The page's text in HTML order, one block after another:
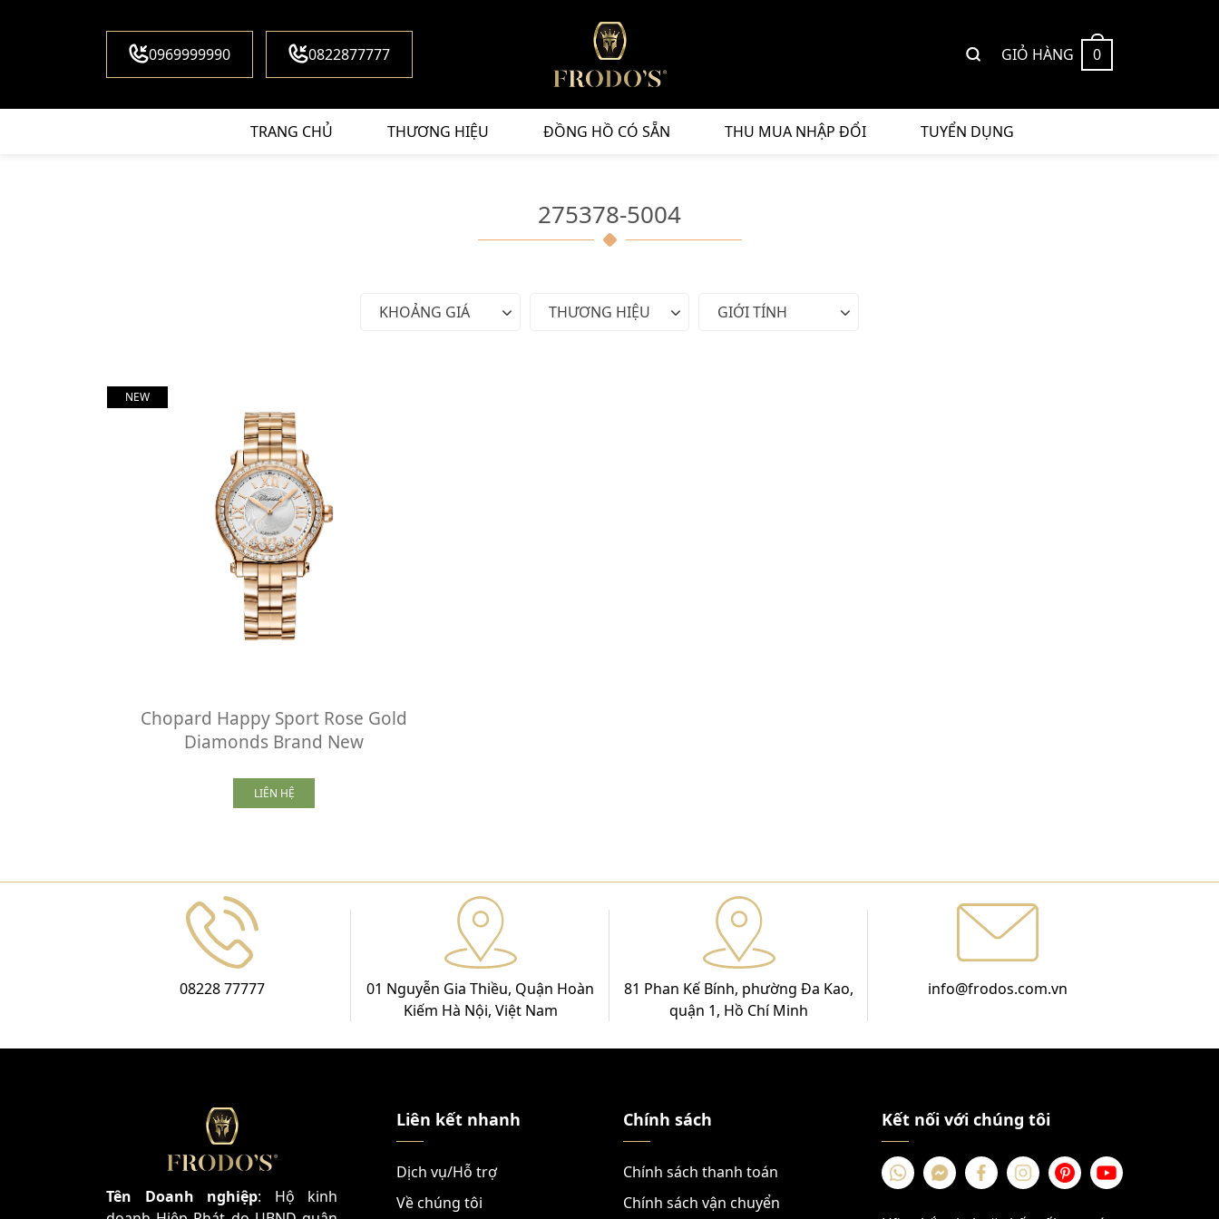
0969999990 0822877777 GIỎ HÀNG 0
TRANG CHỦ THƯƠNG HIỆU ĐỒNG HỒ CÓ SẴN THU MUA NHẬP ĐỔI TUYỂN DỤNG
275378-5004
KHOẢNG GIÁ THƯƠNG HIỆU GIỚI TÍNH
NEW
Chopard Happy Sport Rose Gold
Diamonds Brand New
LIÊN HỆ
08228 77777
01 Nguyễn Gia Thiều, Quận Hoàn
Kiếm Hà Nội, Việt Nam
81 Phan Kế Bính, phường Đa Kao,
quận 1, Hồ Chí Minh
info@frodos.com.vn
Tên Doanh nghiệp: Hộ kinh
Liên kết nhanh
Dịch vụ/Hỗ trợ
Về chúng tôi
Chính sách
Chính sách thanh toán
Chính sách vận chuyển
Kết nối với chúng tôi